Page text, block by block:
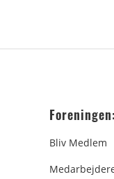
Foreningen:
Bliv Medlem